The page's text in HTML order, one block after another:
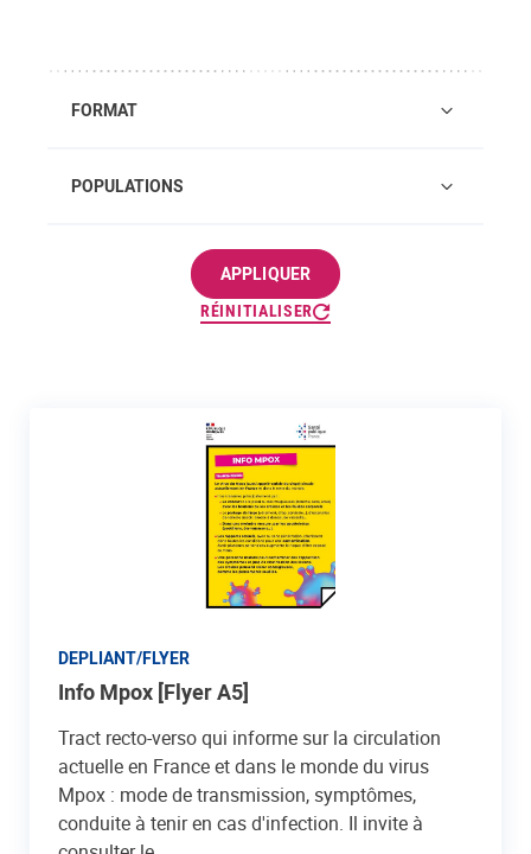
FORMAT
POPULATIONS
APPLIQUER
RÉINITIALISER
DEPLIANT/FLYER
Info Mpox [Flyer A5]
Tract recto-verso qui informe sur la circulation
actuelle en France et dans le monde du virus
Mpox : mode de transmission, symptômes,
conduite à tenir en cas d'infection. Il invite à